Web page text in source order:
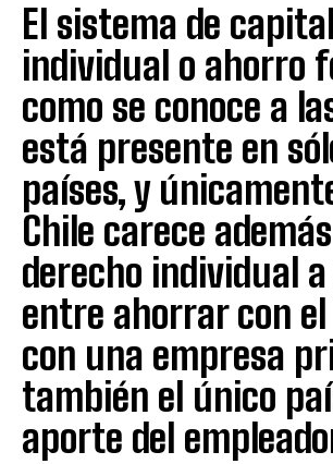
El sistema de
individual o ahorro
como se conoce a
está presente en
países, y
Chile carece además
derecho individual
entre ahorrar con el
con una empresa
también el único
aporte del